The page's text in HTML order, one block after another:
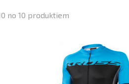
no 10 produktiem